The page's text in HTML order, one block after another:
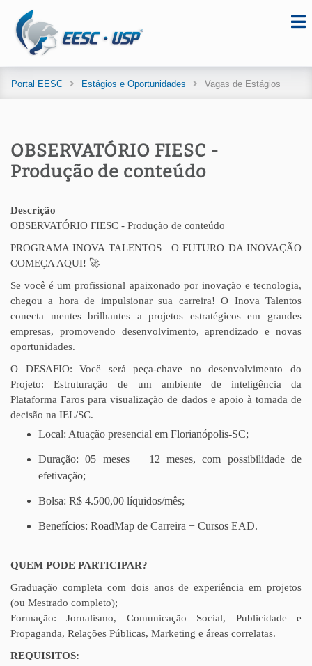
Portal EESC Estágios e Oportunidades Vagas de Estágios
OBSERVATÓRIO FIESC -
Produção de conteúdo
Descrição
OBSERVATÓRIO FIESC - Produção de conteúdo
PROGRAMA INOVA TALENTOS | O FUTURO DA INOVAÇÃO
COMEÇA AQUI! 🚀
Se você é um profissional apaixonado por inovação e tecnologia,
chegou a hora de impulsionar sua carreira! O Inova Talentos
conecta mentes brilhantes a projetos estratégicos em grandes
empresas, promovendo desenvolvimento, aprendizado e novas
oportunidades.
O DESAFIO: Você será peça-chave no desenvolvimento do
Projeto: Estruturação de um ambiente de inteligência da
Plataforma Faros para visualização de dados e apoio à tomada de
decisão na IEL/SC.
Local: Atuação presencial em Florianópolis-SC;
Duração: 05 meses + 12 meses, com possibilidade de
efetivação;
Bolsa: R$ 4.500,00 líquidos/mês;
Benefícios: RoadMap de Carreira + Cursos EAD.
QUEM PODE PARTICIPAR?
Graduação completa com dois anos de experiência em projetos
(ou Mestrado completo);
Formação: Jornalismo, Comunicação Social, Publicidade e
Propaganda, Relações Públicas, Marketing e áreas correlatas.
REQUISITOS: